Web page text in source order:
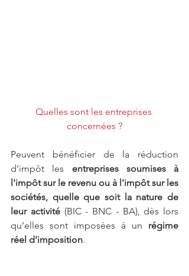
Quelles sont les entreprises
concernées ?
Peuvent bénéficier de la réduction
d’impôt les entreprises soumises à
l'impôt sur le revenu ou à l'impôt sur les
sociétés, quelle que soit la nature de
leur activité (BIC - BNC - BA), dès lors
qu’elles sont imposées à un régime
réel d’imposition.